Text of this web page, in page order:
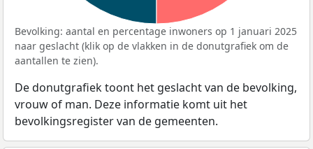
Bevolking: aantal en percentage inwoners op 1 januari 2025
naar geslacht (klik op de vlakken in de donutgrafiek om de
aantallen te zien).
De donutgrafiek toont het geslacht van de bevolking,
vrouw of man. Deze informatie komt uit het
bevolkingsregister van de gemeenten.